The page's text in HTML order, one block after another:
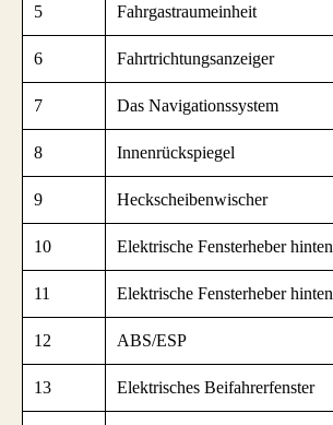
5 Fahrgastraumeinheit
6 Fahrtrichtungsanzeiger
7 Das Navigationssystem
8 Innenrückspiegel
9 Heckscheibenwischer
10 Elektrische Fensterheber hinten
11 Elektrische Fensterheber hinten
12 ABS/ESP
13 Elektrisches Beifahrerfenster